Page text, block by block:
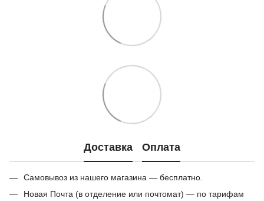
Доставка Оплата
Самовывоз из нашего магазина — бесплатно.
Новая Почта (в отделение или почтомат) — по тарифам